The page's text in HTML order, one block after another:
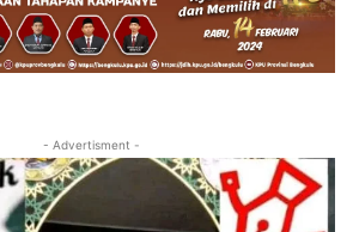
- Advertisment -